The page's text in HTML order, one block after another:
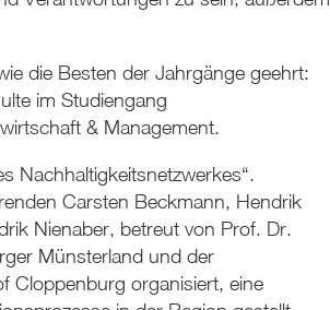
die Besten der Jahrgänge geehrt:
im Studiengang
& Management.
Nachhaltigkeitsnetzwerkes“.
Carsten Beckmann, Hendrik
Nienaber, betreut von Prof. Dr.
Münsterland und der
Cloppenburg organisiert, eine